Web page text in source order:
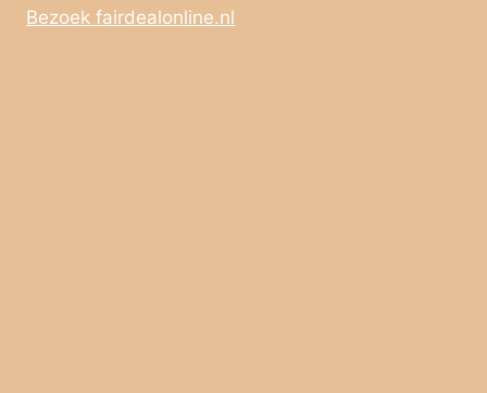
Bezoek fairdealonline.nl